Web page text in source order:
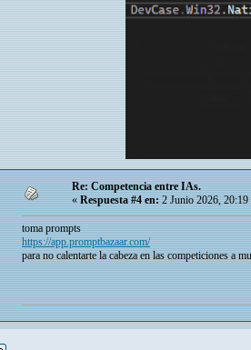
Re: Competencia entre IAs.
«Respuesta #4 en:2 Junio 2026, 20:19
toma prompts
https://app.promptbazaar.com/
para no calentarte la cabeza en las competiciones a